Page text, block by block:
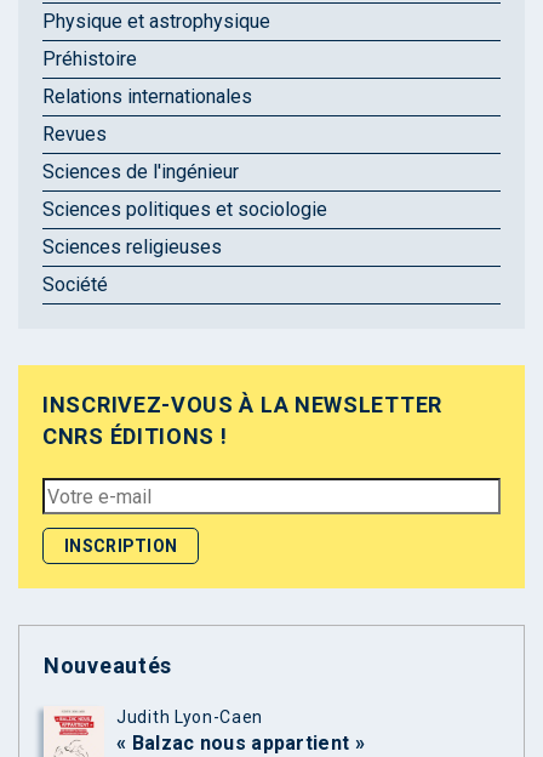
Physique et astrophysique
Préhistoire
Relations internationales
Revues
Sciences de l'ingénieur
Sciences politiques et sociologie
Sciences religieuses
Société
INSCRIVEZ-VOUS À LA NEWSLETTER
CNRS ÉDITIONS !
Nouveautés
Judith Lyon-Caen
« Balzac nous appartient »